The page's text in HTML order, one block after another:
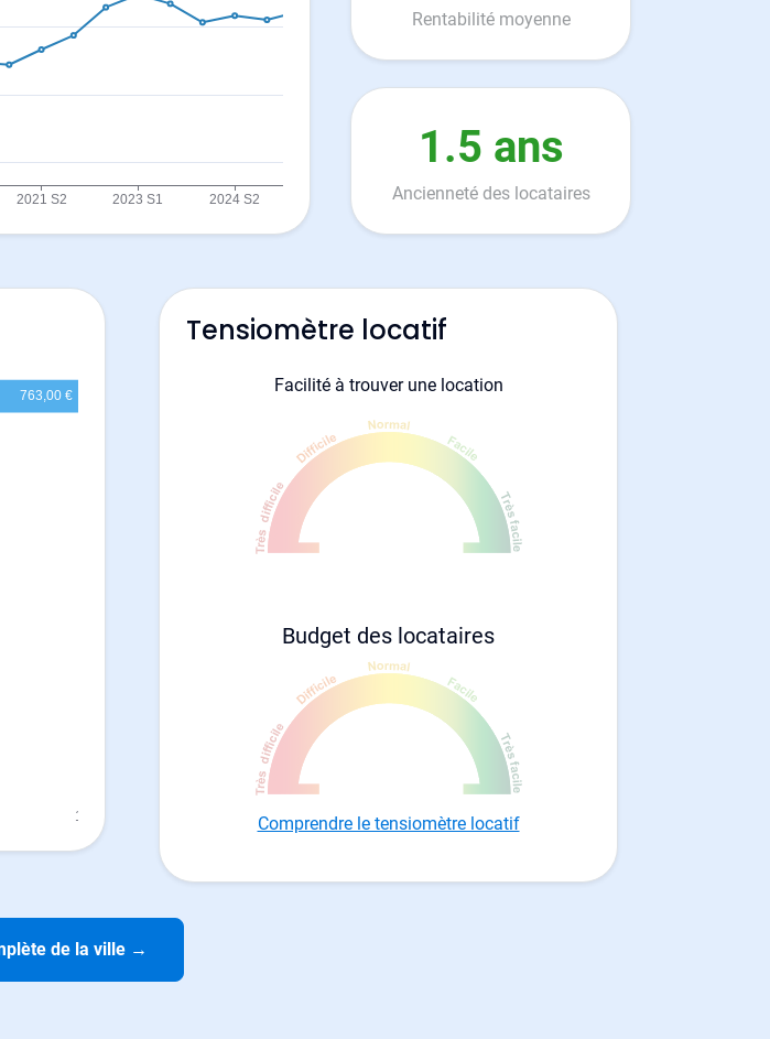
Rentabilité moyenne
1.5 ans
Ancienneté des locataires
Tensiomètre locatif
Facilité à trouver une location
Budget des locataires
Comprendre le tensiomètre locatif
de la ville →